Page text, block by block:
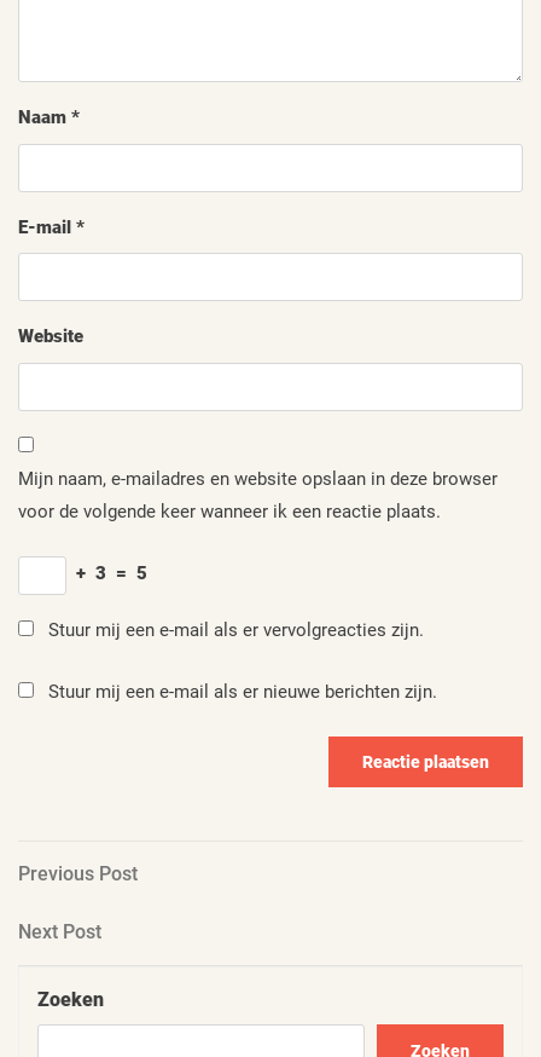
Naam *
E-mail *
Website
Mijn naam, e-mailadres en website opslaan in deze browser
voor de volgende keer wanneer ik een reactie plaats.
+ 3 = 5
Stuur mij een e-mail als er vervolgreacties zijn.
Stuur mij een e-mail als er nieuwe berichten zijn.
Berichtnavigatie
Previous
Previous Post
Next
Next Post
Zoeken
Zoeken